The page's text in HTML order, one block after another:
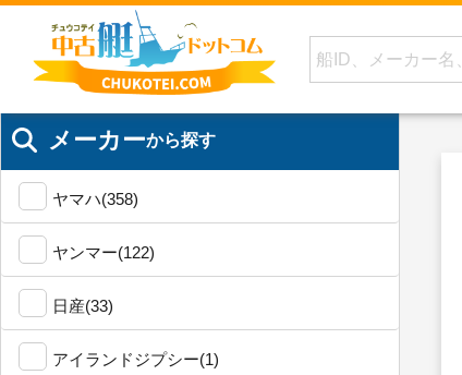
メーカーから探す
ヤマハ(358)
ヤンマー(122)
日産(33)
アイランドジプシー(1)